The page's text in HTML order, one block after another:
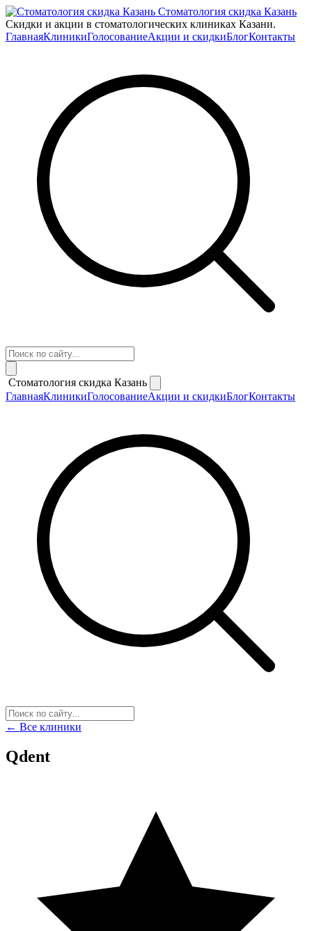
Стоматология скидка Казань
Скидки и акции в стоматологических клиниках Казани.
ГлавнаяКлиникиГолосованиеАкции и скидкиБлогКонтакты
Стоматология скидка Казань
ГлавнаяКлиникиГолосованиеАкции и скидкиБлогКонтакты
← Все клиники
Qdent